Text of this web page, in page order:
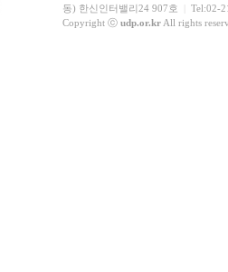
동) 한신인터밸리24 907호
Tel:02-
Copyright ⓒ udp.or.krAll rights